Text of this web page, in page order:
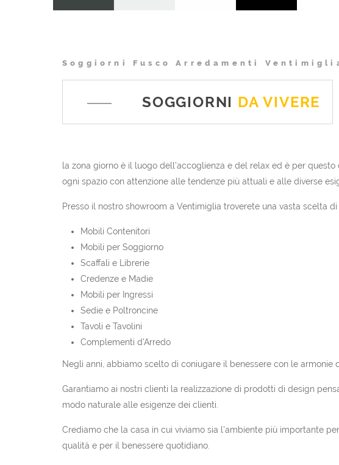
Soggiorni Fusco Arredamenti
SOGGIORNI DA VIVERE
la zona giorno è il luogo dell’accoglienza e del relax ed è per
ogni spazio con attenzione alle tendenze più attuali e alle diverse
Presso il nostro showroom a Ventimiglia troverete una vasta scelta
Mobili Contenitori
Mobili per Soggiorno
Scaffali e Librerie
Credenze e Madie
Mobili per Ingressi
Sedie e Poltroncine
Tavoli e Tavolini
Complementi d'Arredo
Negli anni, abbiamo scelto di coniugare il benessere con le
Garantiamo ai nostri clienti la realizzazione di prodotti di design
modo naturale alle esigenze dei clienti.
Crediamo che la casa in cui viviamo sia l’ambiente più importante
qualità e per il benessere quotidiano.